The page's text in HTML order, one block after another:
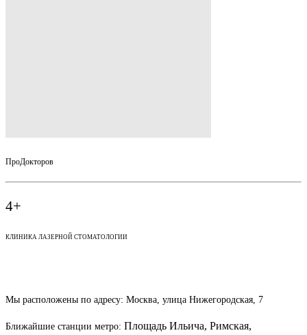
ПроДокторов
4+
КЛИНИКА ЛАЗЕРНОЙ СТОМАТОЛОГИИ
Мы расположены по адресу: Москва, улица Нижегородская, 7
Ближайшие станции метро: Площадь Ильича, Римская,